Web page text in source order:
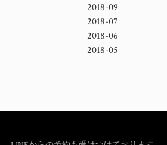
2018-09
2018-07
2018-06
2018-05